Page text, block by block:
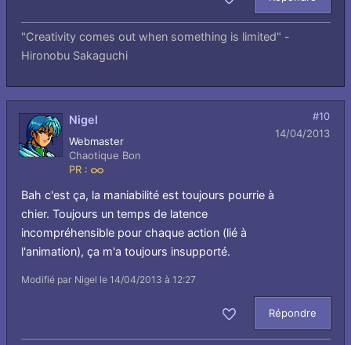
"Creativity comes out when something is limited" -
Hironobu Sakaguchi
Nigel
Webmaster
Chaotique Bon
PR :
#10
14/04/2013
Bah c'est ça, la maniabilité est toujours pourrie à
chier. Toujours un temps de latence
incompréhensible pour chaque action (lié à
l'animation), ça m'a toujours insupporté.
Modifié par Nigel le 14/04/2013 à 12:27
Répondre